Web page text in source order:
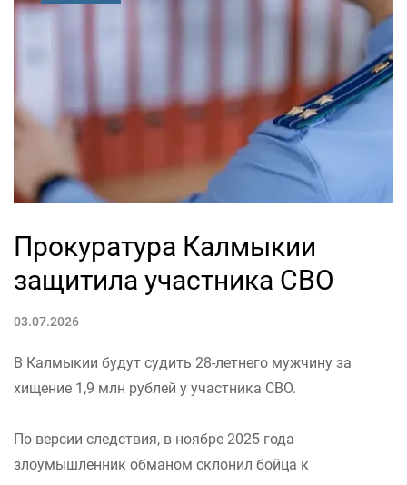
Прокуратура Калмыкии
защитила участника СВО
03.07.2026
В Калмыкии будут судить 28-летнего мужчину за
хищение 1,9 млн рублей у участника СВО.
По версии следствия, в ноябре 2025 года
злоумышленник обманом склонил бойца к